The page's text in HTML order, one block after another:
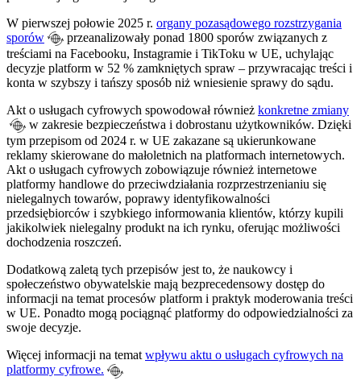
W pierwszej połowie 2025 r. organy pozasądowego rozstrzygania
sporów
przeanalizowały ponad 1800 sporów związanych z
treściami na Facebooku, Instagramie i TikToku w UE, uchylając
decyzje platform w 52 % zamkniętych spraw – przywracając treści i
konta w szybszy i tańszy sposób niż wniesienie sprawy do sądu.
Akt o usługach cyfrowych spowodował również konkretne zmiany
w zakresie bezpieczeństwa i dobrostanu użytkowników. Dzięki
tym przepisom od 2024 r. w UE zakazane są ukierunkowane
reklamy skierowane do małoletnich na platformach internetowych.
Akt o usługach cyfrowych zobowiązuje również internetowe
platformy handlowe do przeciwdziałania rozprzestrzenianiu się
nielegalnych towarów, poprawy identyfikowalności
przedsiębiorców i szybkiego informowania klientów, którzy kupili
jakikolwiek nielegalny produkt na ich rynku, oferując możliwości
dochodzenia roszczeń.
Dodatkową zaletą tych przepisów jest to, że naukowcy i
społeczeństwo obywatelskie mają bezprecedensowy dostęp do
informacji na temat procesów platform i praktyk moderowania treści
w UE. Ponadto mogą pociągnąć platformy do odpowiedzialności za
swoje decyzje.
Więcej informacji na temat wpływu aktu o usługach cyfrowych na
platformy cyfrowe.